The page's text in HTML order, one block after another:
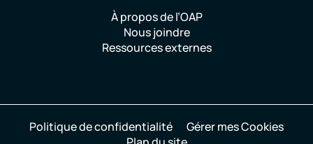
À propos de l’OAP
Nous joindre
Ressources externes
Politique de confidentialité
Gérer mes Cookies